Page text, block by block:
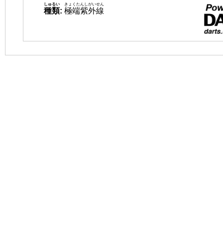
種類
しゅるい
: 極端紫外線
きょくたんしがいせん